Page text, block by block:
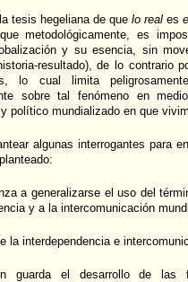
tesis hegeliana de que lo reales
metodológicamente, es
y su esencia, sin
resultado), de lo contrario
lo cual limita
sobre tal fenómeno en
político mundializado en que
algunas interrogantes para
a generalizarse el uso del
y a la intercomunicación
la interdependencia e
guarda el desarrollo de las